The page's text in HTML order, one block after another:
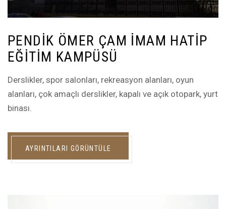
PENDIK ÖMER ÇAM İMAM HATIP
EĞITIM KAMPÜSÜ
Derslikler, spor salonları, rekreasyon alanları, oyun
alanları, çok amaçlı derslikler, kapalı ve açık otopark, yurt
binası.
AYRINTILARI GÖRÜNTÜLE